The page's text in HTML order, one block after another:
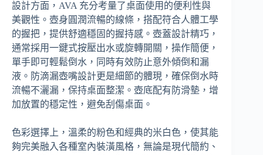
設計方面，AVA 充分考量了桌面使用的便利性與
美觀性。壺身圓潤流暢的線條，搭配符合人體工學
的握把，提供舒適穩固的握持感。壺蓋設計精巧，
通常採用一鍵式按壓出水或旋轉開關，操作簡便，
單手即可輕鬆倒水，同時有效防止意外傾倒和漏
液。防滴漏壺嘴設計更是細節的體現，確保倒水時
流暢不灑漏，保持桌面整潔。壺底配有防滑墊，增
加放置的穩定性，避免刮傷桌面。
色彩選擇上，溫柔的粉色和經典的米白色，使其能
夠完美融入各種室內裝潢風格，無論是現代簡約、